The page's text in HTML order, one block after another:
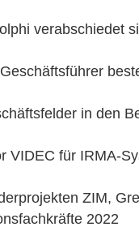
verabschiedet
in den
VIDEC für IRMA-
ZIM,
2022